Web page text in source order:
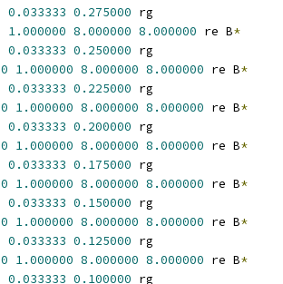
0.033333 0.275000 rg
1.000000 8.000000 8.000000 re B*
0.033333 0.250000 rg
1.000000 8.000000 8.000000 re B*
0.033333 0.225000 rg
1.000000 8.000000 8.000000 re B*
0.033333 0.200000 rg
1.000000 8.000000 8.000000 re B*
0.033333 0.175000 rg
1.000000 8.000000 8.000000 re B*
0.033333 0.150000 rg
1.000000 8.000000 8.000000 re B*
0.033333 0.125000 rg
1.000000 8.000000 8.000000 re B*
0.033333 0.100000 rg